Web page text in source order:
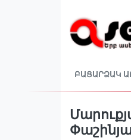
ԲԱՑԱՐՁԱԿ